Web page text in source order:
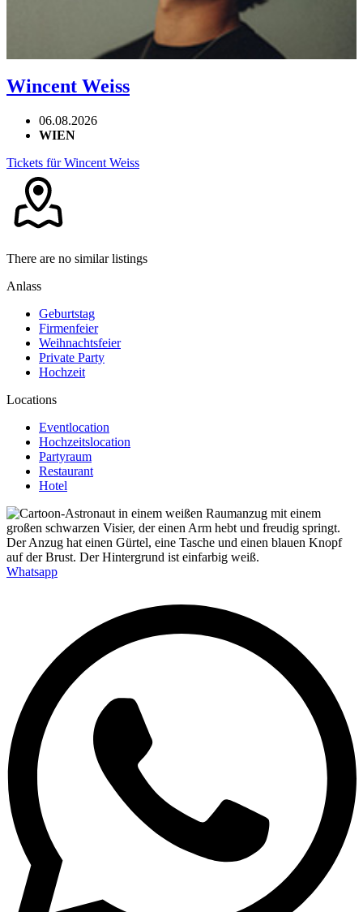
Wincent Weiss
06.08.2026
WIEN
Tickets für Wincent Weiss
There are no similar listings
Anlass
Geburtstag
Firmenfeier
Weihnachtsfeier
Private Party
Hochzeit
Locations
Eventlocation
Hochzeitslocation
Partyraum
Restaurant
Hotel
Whatsapp